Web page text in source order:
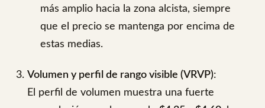
más amplio hacia la zona alcista, siempre
que el precio se mantenga por encima de
estas medias.
Volumen y perfil de rango visible (VRVP):
El perfil de volumen muestra una fuerte